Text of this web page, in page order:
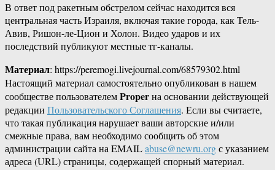
В ответ под ракетным обстрелом сейчас находится вся
центральная часть Израиля, включая такие города, как Тель-
Авив, Ришон-ле-Цион и Холон. Видео ударов и их
последствий публикуют местные тг-каналы.
Материал: https://peremogi.livejournal.com/68579302.html
Настоящий материал самостоятельно опубликован в нашем
сообществе пользователемProperна основании действующей
редакции Пользовательского Соглашения. Если вы считаете,
что такая публикация нарушает ваши авторские и/или
смежные права, вам необходимо сообщить об этом
администрации сайта на EMAILabuse@newru.orgс указанием
адреса (URL) страницы, содержащей спорный материал.